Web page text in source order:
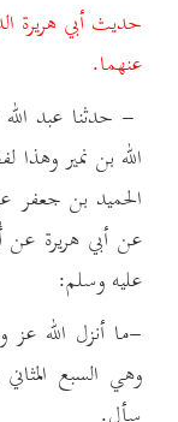
حديث أبي هريرة
عنهما.
- حدثنا عبد
الله بن نمير
الحميد بن جعفر
عن أبي هريرة
عليه وسلم:
-ما أنزل الله عز
وهي السبع